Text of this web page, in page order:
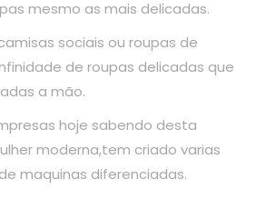
mesmo as mais delicadas.
sociais ou roupas de
de roupas delicadas que
a mão.
hoje sabendo desta
moderna,tem criado varias
maquinas diferenciadas.